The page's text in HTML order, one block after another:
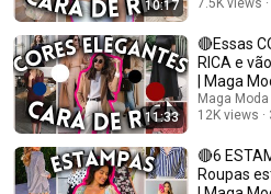
10:17
11:33
🔴Essas
RICA e
| Maga
Maga Moda
12K views
🔴6
Roupas